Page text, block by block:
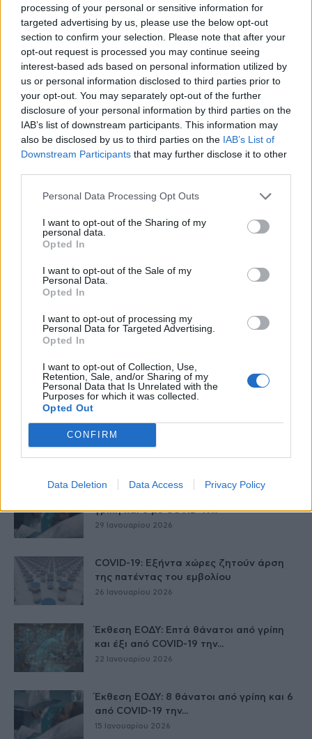
processing of your personal or sensitive information for
targeted advertising by us, please use the below opt-out
section to confirm your selection. Please note that after your
opt-out request is processed you may continue seeing
interest-based ads based on personal information utilized by
us or personal information disclosed to third parties prior to
your opt-out. You may separately opt-out of the further
disclosure of your personal information by third parties on the
IAB’s list of downstream participants. This information may
also be disclosed by us to third parties on the IAB’s List of
Downstream Participants that may further disclose it to other
Personal Data Processing Opt Outs
I want to opt-out of the Sharing of my
personal data.
Opted In
I want to opt-out of the Sale of my
Personal Data.
Opted In
I want to opt-out of processing my
Personal Data for Targeted Advertising.
Opted In
I want to opt-out of Collection, Use,
Retention, Sale, and/or Sharing of my
Personal Data that Is Unrelated with the
Purposes for which it was collected.
Opted Out
CONFIRM
Data Deletion Data Access Privacy Policy
Δείτε Ακόμη
ΕΟΔΥ: 4 νέοι θάνατοι από COVID-19 και 3
από γρίπη
26 Φεβρουαρίου 2026
Καβάλα: Η τήρηση μιας αυστηρής ΚΥΑ
και τα προβλήματα όσων πέθαναν...
25 Φεβρουαρίου 2026
Έκθεση ΕΟΔΥ: 3 θάνατοι από γρίπη και 2
12 Φεβρουαρίου 2026
Η επίδραση της πανδημίας COVID-19
στην επιβίωση ασθενών με καρκίνο
10 Φεβρουαρίου 2026
Έκθεση ΕΟΔΥ: 9 θάνατοι από γρίπη και 7
από COVID-19 την...
5 Φεβρουαρίου 2026
γρίπη και 8 με COVID-19...
29 Ιανουαρίου 2026
COVID-19: Εξήντα χώρες ζητούν άρση
της πατέντας του εμβολίου
26 Ιανουαρίου 2026
Έκθεση ΕΟΔΥ: Επτά θάνατοι από γρίπη
και έξι από COVID-19 την...
22 Ιανουαρίου 2026
Έκθεση ΕΟΔΥ: 8 θάνατοι από γρίπη και 6
από COVID-19 την...
15 Ιανουαρίου 2026